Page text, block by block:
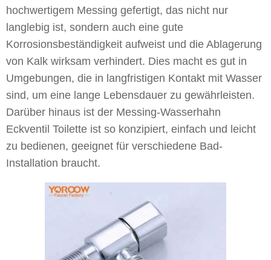
hochwertigem Messing gefertigt, das nicht nur
langlebig ist, sondern auch eine gute
Korrosionsbeständigkeit aufweist und die Ablagerung
von Kalk wirksam verhindert. Dies macht es gut in
Umgebungen, die in langfristigen Kontakt mit Wasser
sind, um eine lange Lebensdauer zu gewährleisten.
Darüber hinaus ist der Messing-Wasserhahn
Eckventil Toilette ist so konzipiert, einfach und leicht
zu bedienen, geeignet für verschiedene Bad-
Installation braucht.